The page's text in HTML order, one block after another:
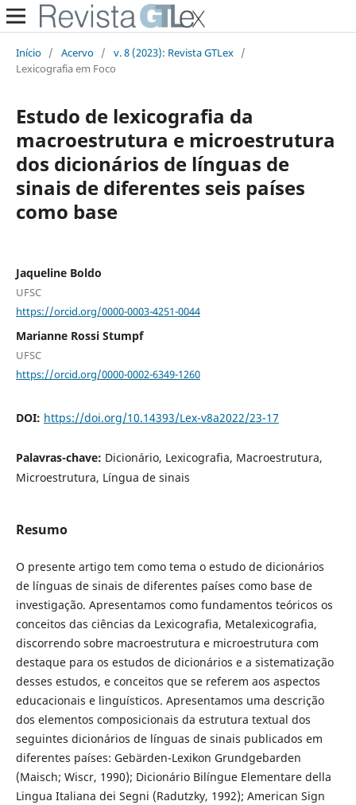
Início / Acervo / v. 8 (2023): Revista GTLex /
Lexicografia em Foco
Estudo de lexicografia da
macroestrutura e microestrutura
dos dicionários de línguas de
sinais de diferentes seis países
como base
Jaqueline Boldo
UFSC
https://orcid.org/0000-0003-4251-0044
Marianne Rossi Stumpf
UFSC
https://orcid.org/0000-0002-6349-1260
DOI: https://doi.org/10.14393/Lex-v8a2022/23-17
Palavras-chave: Dicionário, Lexicografia, Macroestrutura,
Microestrutura, Língua de sinais
Resumo
O presente artigo tem como tema o estudo de dicionários
de línguas de sinais de diferentes países como base de
investigação. Apresentamos como fundamentos teóricos os
conceitos das ciências da Lexicografia, Metalexicografia,
discorrendo sobre macroestrutura e microestrutura com
destaque para os estudos de dicionários e a sistematização
desses estudos, e conceitos que se referem aos aspectos
educacionais e linguísticos. Apresentamos uma descrição
dos elementos composicionais da estrutura textual dos
seguintes dicionários de línguas de sinais publicados em
diferentes países: Gebärden-Lexikon Grundgebarden
(Maisch; Wiscr, 1990); Dicionário Bilíngue Elementare della
Lingua Italiana dei Segni (Radutzky, 1992); American Sign